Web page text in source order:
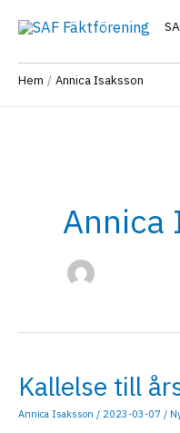
Hem Annica Isaksson
Annica
Kallelse till
Annica Isaksson / 2023-03-07 /